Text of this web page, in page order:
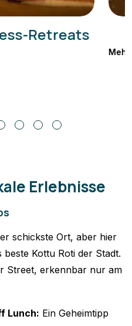
Touren
Erlebnisse
schickste Ort, aber hier
beste Kottu Roti der Stadt.
Street, erkennbar nur am
Lunch: Ein Geheimtipp